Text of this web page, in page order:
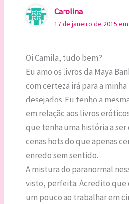
Carolina
17 de janeiro de 2015 em
Oi Camila, tudo bem?
Eu amo os livros da Maya
com certeza irá para a
desejados. Eu tenho a
em relação aos livros
que tenha uma história a
cenas hots do que apenas
enredo sem sentido.
A mistura do paranormal
visto, perfeita. Acredito que
um pouco ao trabalhar em